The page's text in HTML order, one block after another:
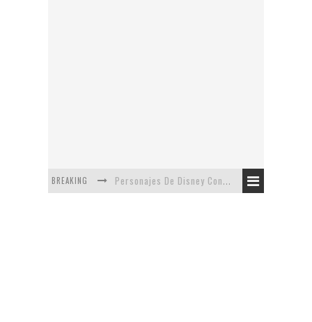
BREAKING Personajes De Disney Con Vestuarios Contemporáneos